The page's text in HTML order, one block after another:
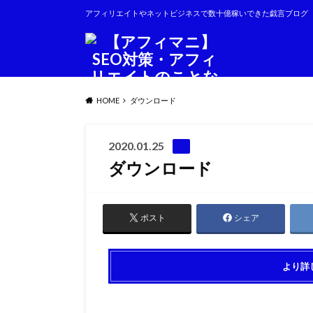
アフィリエイトやネットビジネスで数十億稼いできた戯言ブログ
HOME ダウンロード
2020.01.25
ダウンロード
ポスト シェア
より詳